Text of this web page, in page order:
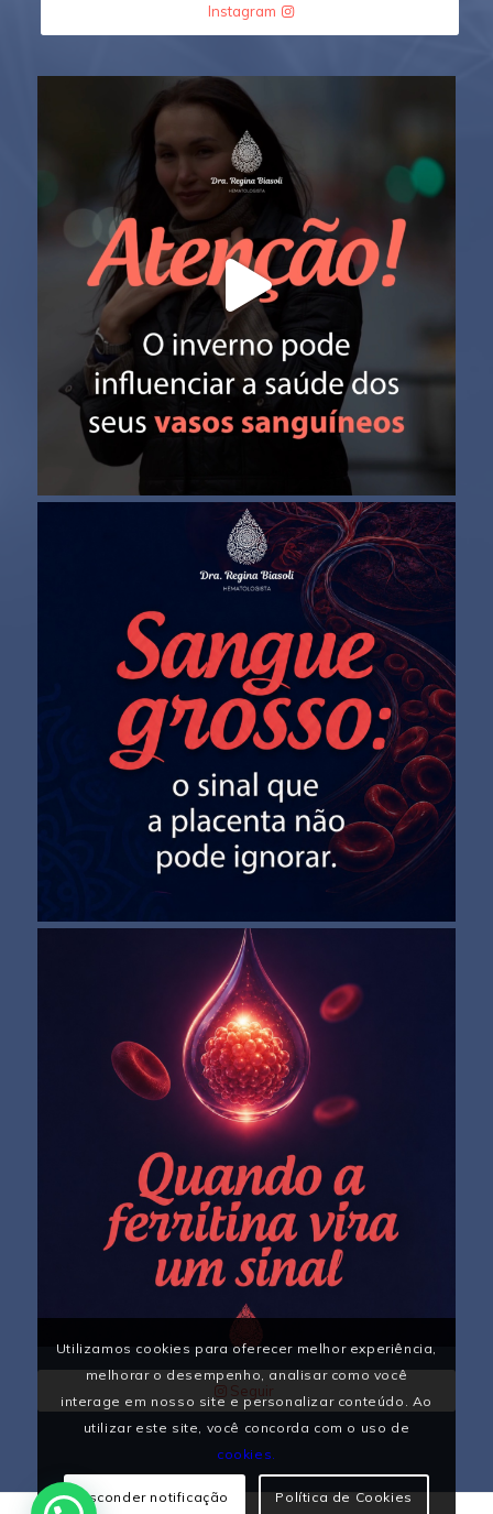
Instagram
Seguir
Utilizamos cookies para oferecer melhor experiência,
melhorar o desempenho, analisar como você
interage em nosso site e personalizar conteúdo. Ao
utilizar este site, você concorda com o uso de
cookies.
Esconder notificação Política de Cookies